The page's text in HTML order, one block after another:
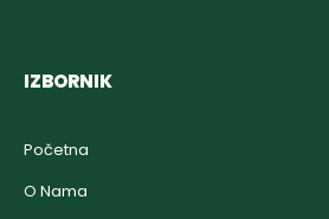
IZBORNIK
Početna
O Nama